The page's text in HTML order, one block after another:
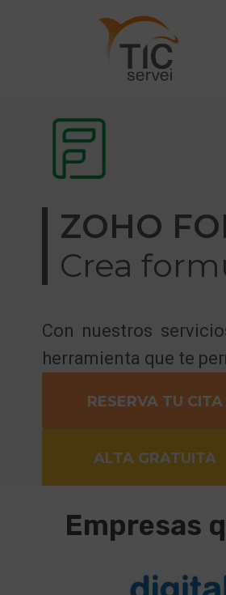
ZOHO
Crea
Con nuestros
herramienta que te
RESERVA TU CITA
ALTA GRATUITA
Empresas